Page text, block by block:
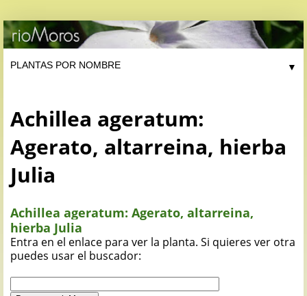
▼
Achillea ageratum:
Agerato, altarreina, hierba
Julia
Achillea ageratum: Agerato, altarreina,
hierba Julia
Entra en el enlace para ver la planta. Si quieres ver otra
puedes usar el buscador: